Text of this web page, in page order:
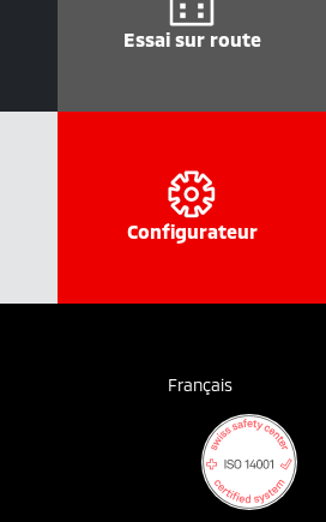
Essai sur route
Configurateur
Français